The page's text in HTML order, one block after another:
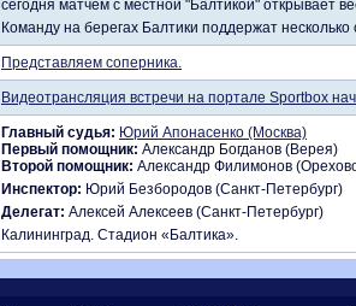
сегодня матчем с местной "Балтикой" открывает
Команду на берегах Балтики поддержат
Представляем соперника.
Видеотрансляция встречи на портале Sportbox
Главный судья: Юрий Апонасенко (Москва)
Первый помощник: Александр Богданов (Верея)
Второй помощник: Александр Филимонов
Инспектор: Юрий Безбородов (Санкт-Петербург)
Делегат: Алексей Алексеев (Санкт-Петербург)
Калининград. Стадион «Балтика».